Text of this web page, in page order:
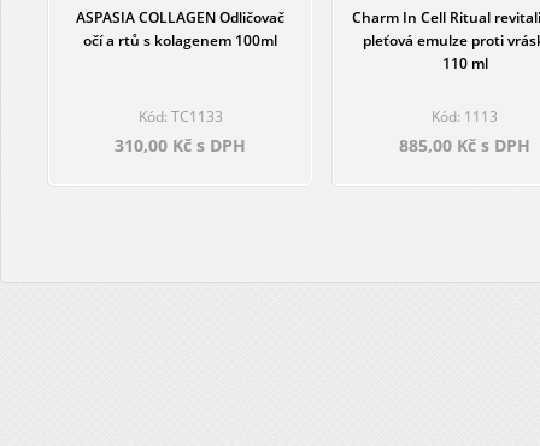
ASPASIA COLLAGEN Odličovač
očí a rtů s kolagenem 100ml
Kód: TC1133
310,00 Kč s DPH
Charm In Cell Ritual
pleťová emulze proti
110 ml
Kód: 1113
885,00 Kč s DPH